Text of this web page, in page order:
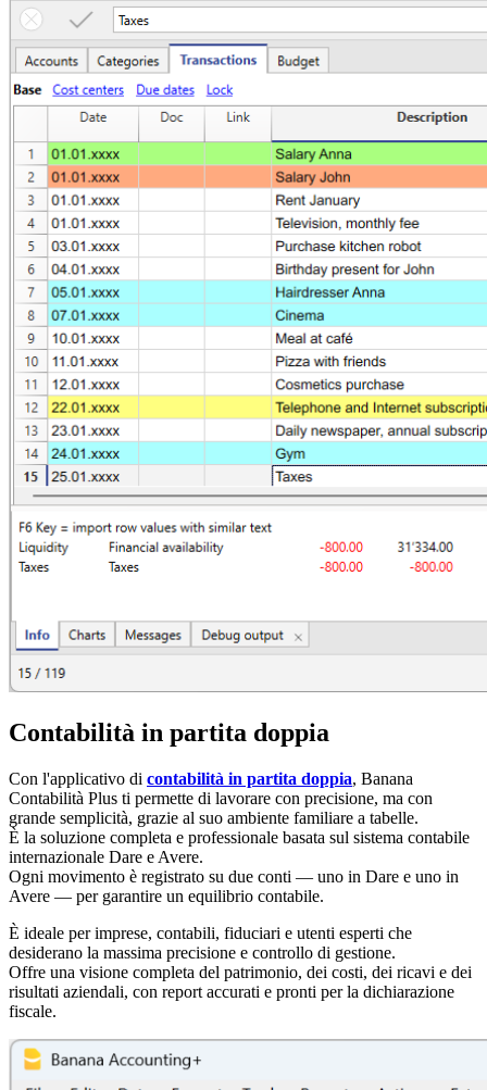
Contabilità in partita doppia
Con l'applicativo di contabilità in partita doppia, Banana
Contabilità Plus ti permette di lavorare con precisione, ma con
grande semplicità, grazie al suo ambiente familiare a tabelle.
È la soluzione completa e professionale basata sul sistema contabile
internazionale Dare e Avere.
Ogni movimento è registrato su due conti — uno in Dare e uno in
Avere — per garantire un equilibrio contabile.
È ideale per imprese, contabili, fiduciari e utenti esperti che
desiderano la massima precisione e controllo di gestione.
Offre una visione completa del patrimonio, dei costi, dei ricavi e dei
risultati aziendali, con report accurati e pronti per la dichiarazione
fiscale.